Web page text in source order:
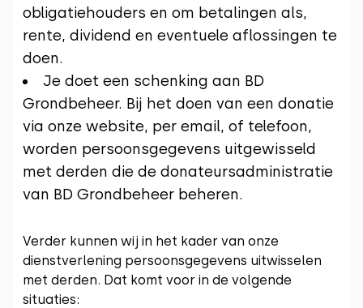
obligatiehouders en om betalingen als,
rente, dividend en eventuele aflossingen te
doen.
Je doet een schenking aan BD
Grondbeheer. Bij het doen van een donatie
via onze website, per email, of telefoon,
worden persoonsgegevens uitgewisseld
met derden die de donateursadministratie
van BD Grondbeheer beheren.
Verder kunnen wij in het kader van onze
dienstverlening persoonsgegevens uitwisselen
met derden. Dat komt voor in de volgende
situaties: